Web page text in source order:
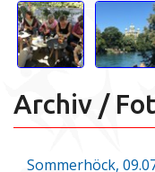
Archiv /
Sommerhöck,